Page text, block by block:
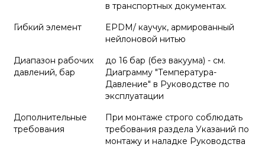
в транспортных документах.
Гибкий элемент
EPDM/ каучук, армированный
нейлоновой нитью
Диапазон рабочих
давлений, бар
до 16 бар (без вакуума) - см.
Диаграмму "Температура-
Давление" в Руководстве по
эксплуатации
Дополнительные
требования
При монтаже строго соблюдать
требования раздела Указаний по
монтажу и наладке Руководства